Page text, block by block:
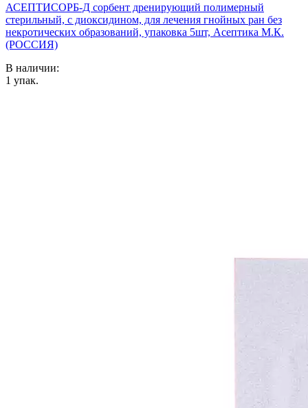
АСЕПТИСОРБ-Д сорбент дренирующий полимерный
стерильный, с диоксидином, для лечения гнойных ран без
некротических образований, упаковка 5шт, Асептика М.К.
(РОССИЯ)
В наличии:
1 упак.